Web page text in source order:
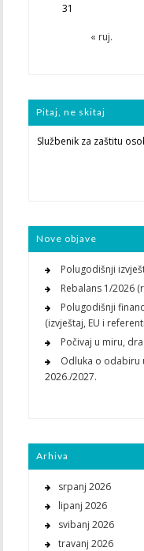
« ruj.
31
Pitaj, ne skitaj
Službenik za zaštitu
Nove objave
Polugodišnji
Rebalans 1/2026
Polugodišnji
(izvještaj, EU i
Počivaj u miru,
Odluka o odabiru
2026./2027.
Arhiva
srpanj 2026
lipanj 2026
svibanj 2026
travanj 2026